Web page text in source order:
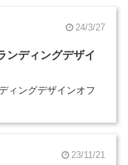
24/3/27
ンディングデザイ
ィングデザインオフ
23/11/21